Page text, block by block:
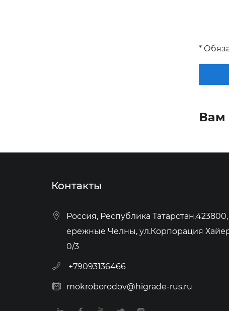
*
Вам
Контакты
Россия, Республика
ережные Челны, ул.Корпорация
0/3
+79093136466
mokroborodov@higrade-rus.ru